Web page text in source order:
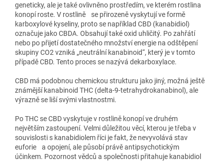
geneticky, ale je také ovlivněno prostředím, ve kterém rostlina
konopí roste. V rostlině se přirozeně vyskytují ve formě
karboxylové kyseliny, proto se například CBD (kanabidiol)
označuje jako CBDA. Obsahují také oxid uhličitý. Po zahřátí
nebo po přijetí dostatečného množství energie na odštěpení
skupiny CO2 vzniká „neutrální kanabinoid“, který je v tomto
případě CBD. Tento proces se nazývá dekarboxylace.
CBD má podobnou chemickou strukturu jako jiný, možná ještě
známější kanabinoid THC (delta-9-tetrahydrokanabinol), ale
výrazně se liší svými vlastnostmi.
Po THC se CBD vyskytuje v rostlině konopí ve druhém
největším zastoupení. Velmi důležitou věcí, kterou je třeba v
souvislosti s kanabidiolem říci je fakt, že nevyvolává stav
euforie a opojení, ale působí právě antipsychotickým
účinkem. Pozornost vědců a společnosti přitahuje kanabidiol